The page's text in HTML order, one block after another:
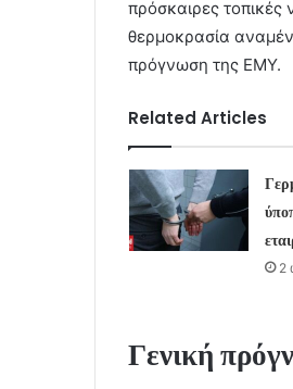
πρόσκαιρες τοπικές
θερμοκρασία
πρόγνωση της ΕΜΥ.
Related Articles
2
Γενική